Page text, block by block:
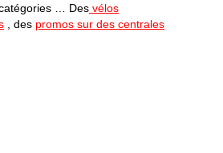
… Des vélos
, des promos sur des centrales